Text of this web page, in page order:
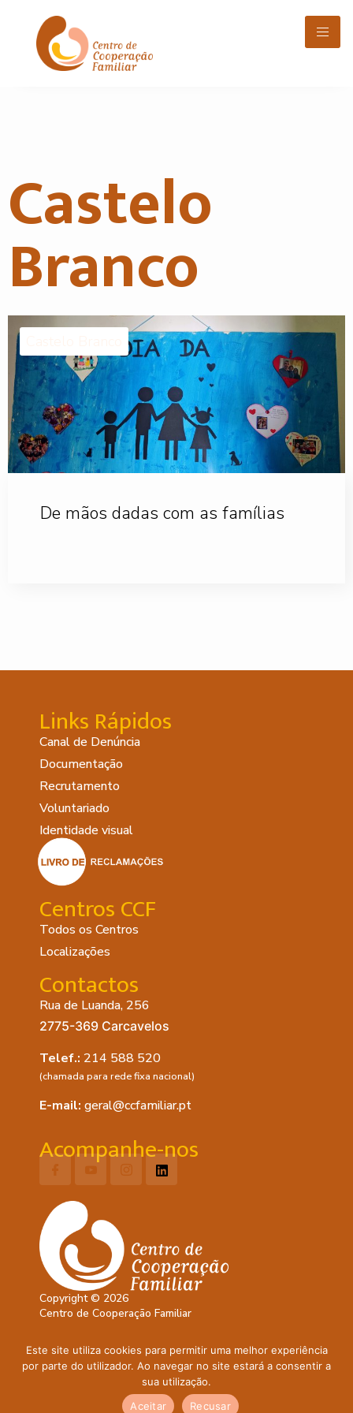
Castelo
Branco
De mãos dadas com as famílias
Acompanhe-nos
Copyright © 2026
Centro de Cooperação Familiar
Política de Cookies
Links Rápidos
Canal de Denúncia
Documentação
Recrutamento
Voluntariado
Identidade visual
Centros CCF
Todos os Centros
Localizações
Contactos
Rua de Luanda, 256
2775-369 Carcavelos
Telef.: 214 588 520
(chamada para rede fixa nacional)
E-mail: geral@ccfamiliar.pt
Site feito com 🤍 naTerra das Ideias
Este site utiliza cookies para permitir uma melhor experiência
por parte do utilizador. Ao navegar no site estará a consentir a
sua utilização.
Aceitar
Recusar